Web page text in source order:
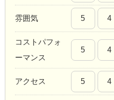
雰囲気 5 4
コストパフォ
ーマンス
5 4
アクセス 5 4